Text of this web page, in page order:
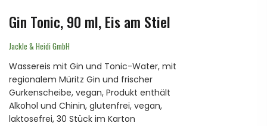
Gin Tonic, 90 ml, Eis am Stiel
Jackle & Heidi GmbH
Wassereis mit Gin und Tonic-Water, mit
regionalem Müritz Gin und frischer
Gurkenscheibe, vegan, Produkt enthält
Alkohol und Chinin, glutenfrei, vegan,
laktosefrei, 30 Stück im Karton